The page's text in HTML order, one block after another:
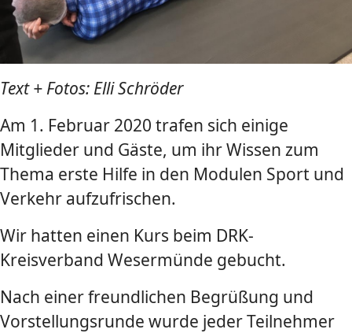
Text + Fotos: Elli Schröder
Am 1. Februar 2020 trafen sich einige
Mitglieder und Gäste, um ihr Wissen zum
Thema erste Hilfe in den Modulen Sport und
Verkehr aufzufrischen.
Wir hatten einen Kurs beim DRK-
Kreisverband Wesermünde gebucht.
Nach einer freundlichen Begrüßung und
Vorstellungsrunde wurde jeder Teilnehmer